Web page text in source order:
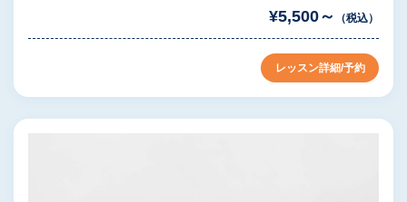
¥5,500～ （税込）
レッスン詳細/予約